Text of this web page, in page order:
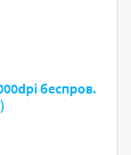
беспров.